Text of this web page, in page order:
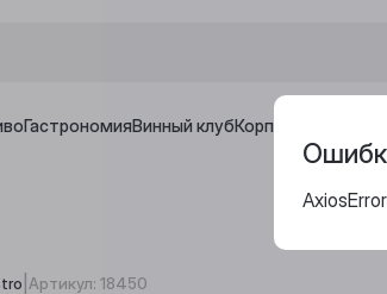
ГастрономияВинный клубКорпоративным
Артикул: 18450